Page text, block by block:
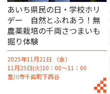
あいち県民の日・学校ホリ
デー 自然とふれあう！無
農薬栽培の千両さつまいも
掘り体験
2025年11月21日 （金）
11月25日(火)10：00～11：00
豊川市千両町下西谷